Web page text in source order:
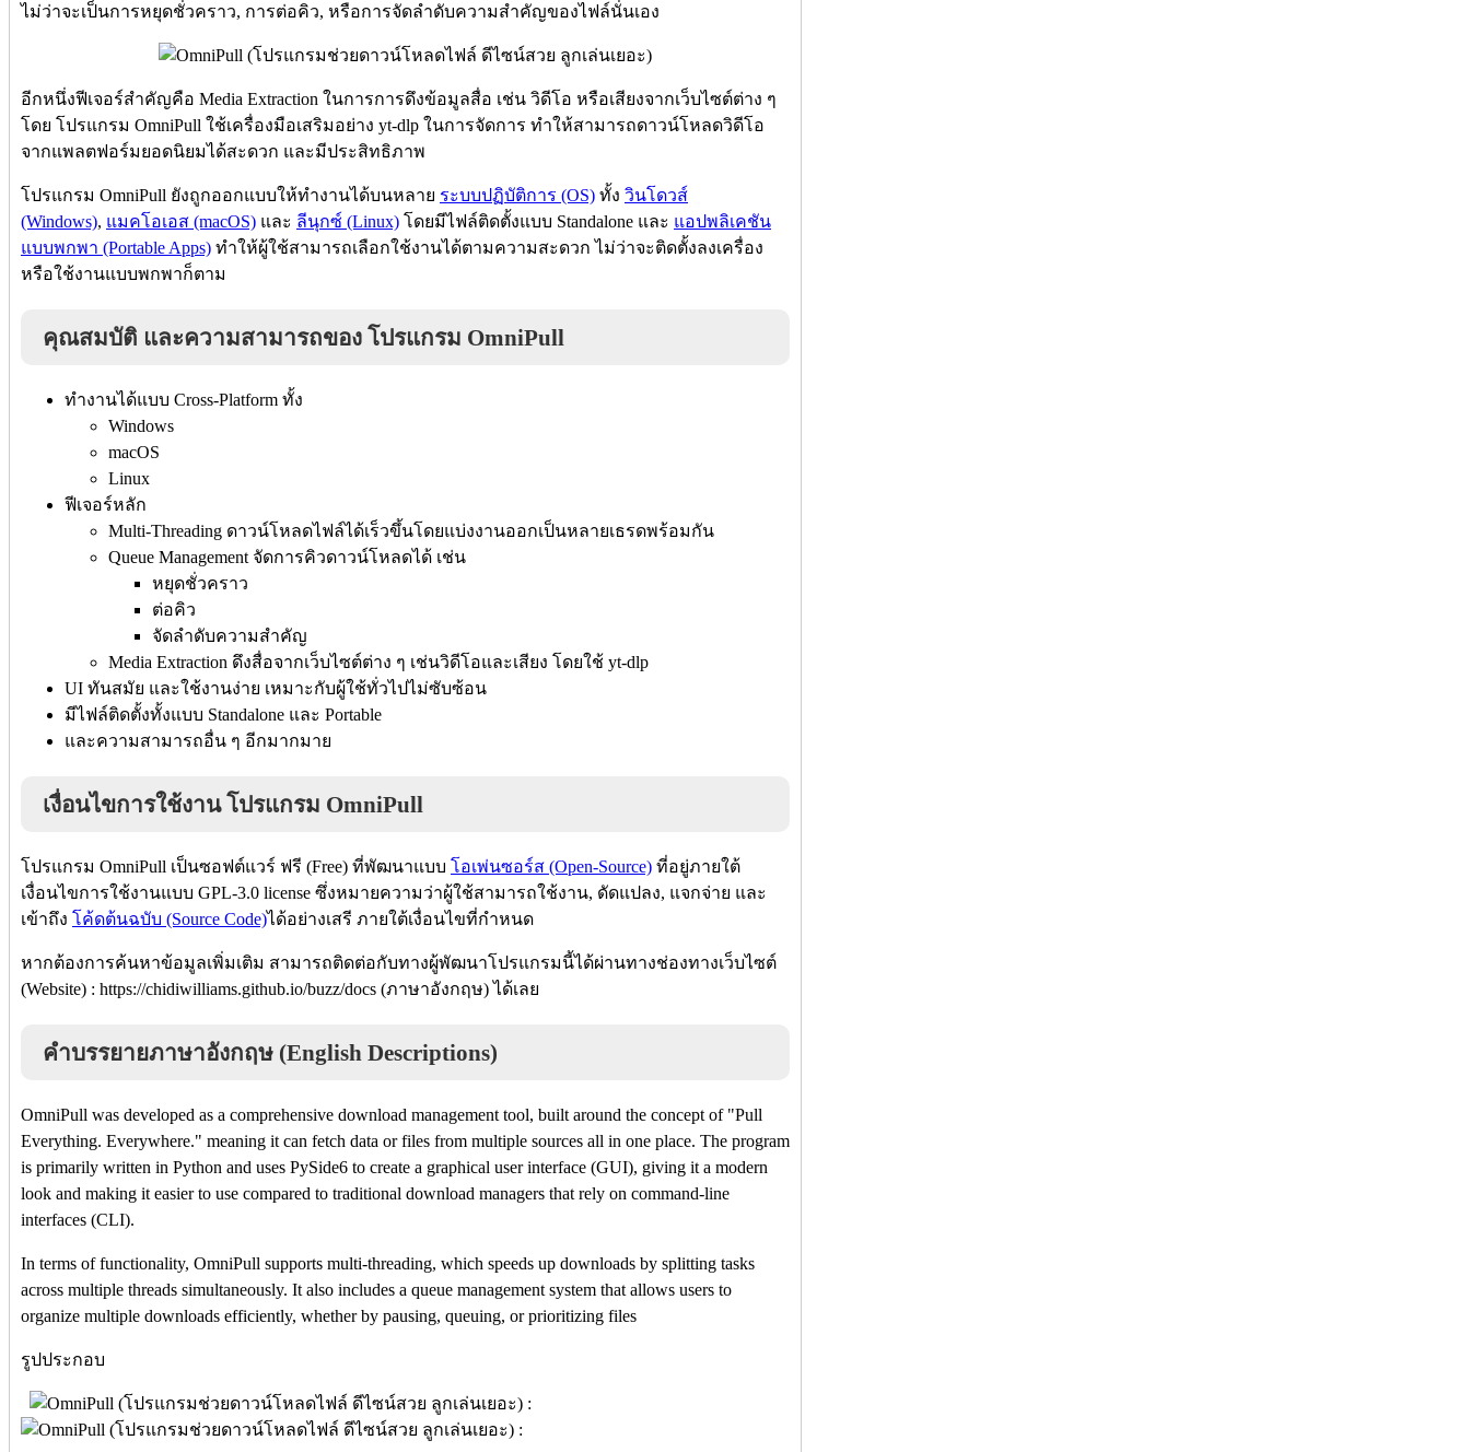
ไม่ว่าจะเป็นการหยุดชั่วคราว, การต่อคิว, หรือการจัดลำดับความสำคัญของไฟล์นั่นเอง
อีกหนึ่งฟีเจอร์สำคัญคือ Media Extraction ในการการดึงข้อมูลสื่อ เช่น วิดีโอ หรือเสียงจากเว็บไซต์ต่าง ๆ
โดย โปรแกรม OmniPull ใช้เครื่องมือเสริมอย่าง yt-dlp ในการจัดการ ทำให้สามารถดาวน์โหลดวิดีโอ
จากแพลตฟอร์มยอดนิยมได้สะดวก และมีประสิทธิภาพ
โปรแกรม OmniPull ยังถูกออกแบบให้ทำงานได้บนหลาย ระบบปฏิบัติการ (OS) ทั้ง วินโดวส์
(Windows), แมคโอเอส (macOS) และ ลีนุกซ์ (Linux) โดยมีไฟล์ติดตั้งแบบ Standalone และ แอปพลิเคชัน
แบบพกพา (Portable Apps) ทำให้ผู้ใช้สามารถเลือกใช้งานได้ตามความสะดวก ไม่ว่าจะติดตั้งลงเครื่อง
หรือใช้งานแบบพกพาก็ตาม
คุณสมบัติ และความสามารถของ โปรแกรม OmniPull
ทำงานได้แบบ Cross-Platform ทั้ง
Windows
macOS
Linux
ฟีเจอร์หลัก
Multi-Threading ดาวน์โหลดไฟล์ได้เร็วขึ้นโดยแบ่งงานออกเป็นหลายเธรดพร้อมกัน
Queue Management จัดการคิวดาวน์โหลดได้ เช่น
หยุดชั่วคราว
ต่อคิว
จัดลำดับความสำคัญ
Media Extraction ดึงสื่อจากเว็บไซต์ต่าง ๆ เช่นวิดีโอและเสียง โดยใช้ yt-dlp
UI ทันสมัย และใช้งานง่าย เหมาะกับผู้ใช้ทั่วไปไม่ซับซ้อน
มีไฟล์ติดตั้งทั้งแบบ Standalone และ Portable
และความสามารถอื่น ๆ อีกมากมาย
เงื่อนไขการใช้งาน โปรแกรม OmniPull
โปรแกรม OmniPull เป็นซอฟต์แวร์ ฟรี (Free) ที่พัฒนาแบบ โอเพ่นซอร์ส (Open-Source) ที่อยู่ภายใต้
เงื่อนไขการใช้งานแบบ GPL-3.0 license ซึ่งหมายความว่าผู้ใช้สามารถใช้งาน, ดัดแปลง, แจกจ่าย และ
เข้าถึง โค้ดต้นฉบับ (Source Code)ได้อย่างเสรี ภายใต้เงื่อนไขที่กำหนด
หากต้องการค้นหาข้อมูลเพิ่มเติม สามารถติดต่อกับทางผู้พัฒนาโปรแกรมนี้ได้ผ่านทางช่องทางเว็บไซต์
(Website) : https://chidiwilliams.github.io/buzz/docs (ภาษาอังกฤษ) ได้เลย
คำบรรยายภาษาอังกฤษ (English Descriptions)
OmniPull was developed as a comprehensive download management tool, built around the concept of "Pull
Everything. Everywhere." meaning it can fetch data or files from multiple sources all in one place. The program
is primarily written in Python and uses PySide6 to create a graphical user interface (GUI), giving it a modern
look and making it easier to use compared to traditional download managers that rely on command-line
interfaces (CLI).
In terms of functionality, OmniPull supports multi-threading, which speeds up downloads by splitting tasks
across multiple threads simultaneously. It also includes a queue management system that allows users to
organize multiple downloads efficiently, whether by pausing, queuing, or prioritizing files
รูปประกอบ